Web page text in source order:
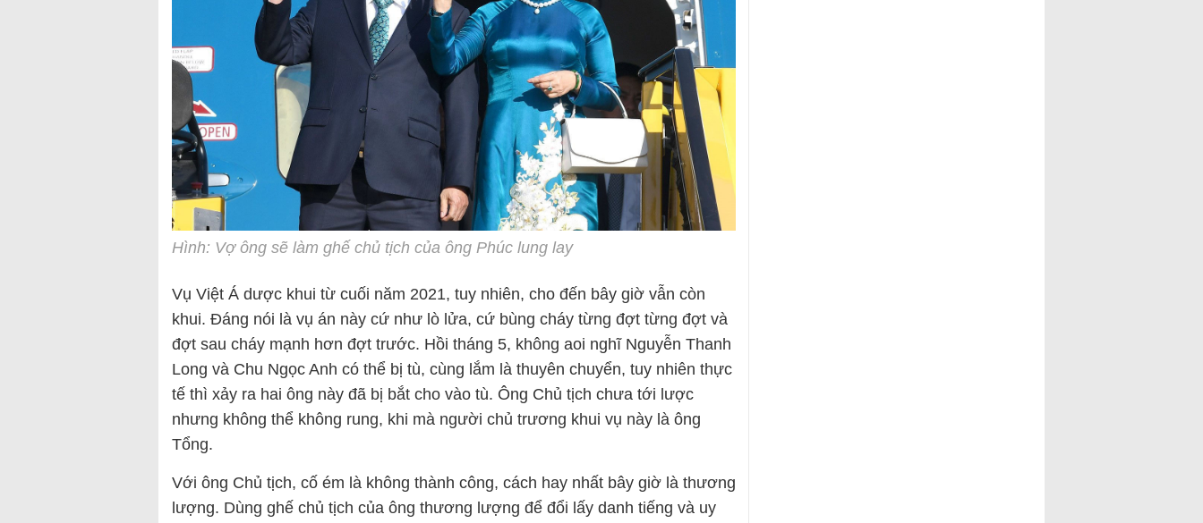
Hình: Vợ ông sẽ làm ghế chủ tịch của ông Phúc lung lay
Vụ Việt Á dược khui từ cuối năm 2021, tuy nhiên, cho đến bây giờ vẫn còn
khui. Đáng nói là vụ án này cứ như lò lửa, cứ bùng cháy từng đợt từng đợt và
đợt sau cháy mạnh hơn đợt trước. Hồi tháng 5, không aoi nghĩ Nguyễn Thanh
Long và Chu Ngọc Anh có thể bị tù, cùng lắm là thuyên chuyển, tuy nhiên thực
tế thì xảy ra hai ông này đã bị bắt cho vào tù. Ông Chủ tịch chưa tới lược
nhưng không thể không rung, khi mà người chủ trương khui vụ này là ông
Tổng.
Với ông Chủ tịch, cố ém là không thành công, cách hay nhất bây giờ là thương
lượng. Dùng ghế chủ tịch của ông thương lượng để đổi lấy danh tiếng và uy